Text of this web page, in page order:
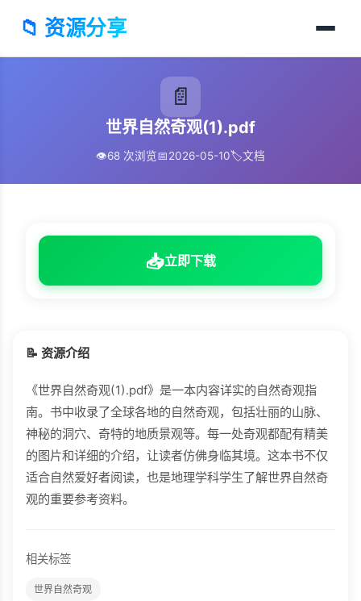
📁 资源分享
📄
世界自然奇观(1).pdf
👁️68 次浏览📅2026-05-10🏷️文档
📥立即下载
📝 资源介绍
《世界自然奇观(1).pdf》是一本内容详实的自然奇观指
南。书中收录了全球各地的自然奇观，包括壮丽的山脉、
神秘的洞穴、奇特的地质景观等。每一处奇观都配有精美
的图片和详细的介绍，让读者仿佛身临其境。这本书不仅
适合自然爱好者阅读，也是地理学科学生了解世界自然奇
观的重要参考资料。
相关标签
世界自然奇观